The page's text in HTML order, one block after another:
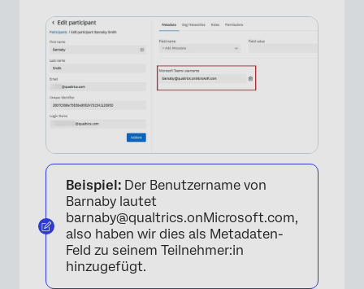
Beispiel: Der Benutzername von
Barnaby lautet
barnaby@qualtrics.onMicrosoft.com,
also haben wir dies als Metadaten-
Feld zu seinem Teilnehmer:in
hinzugefügt.